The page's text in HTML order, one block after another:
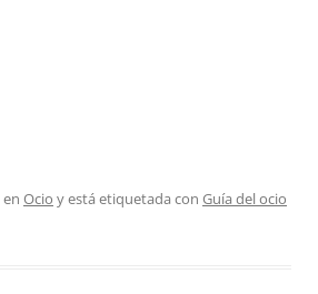
Ocio y está etiquetada con Guía del ocio